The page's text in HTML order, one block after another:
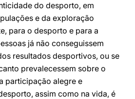
do desporto, em
e da exploração
para o desporto e para a
já não conseguissem
resultados desportivos, ou se
prevalecessem sobre o
participação alegre e
assim como na vida, é